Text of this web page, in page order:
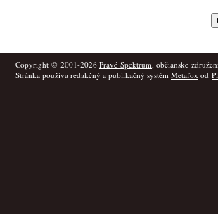
Copyright © 2001-2026 Pravé Spektrum, občianske
Stránka používa redakčný a publikačný systém Metafox od